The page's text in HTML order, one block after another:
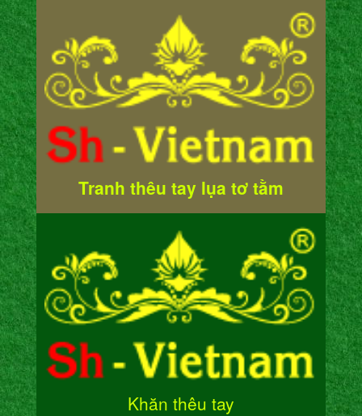
Tranh thêu tay lụa tơ tằm
Khăn thêu tay